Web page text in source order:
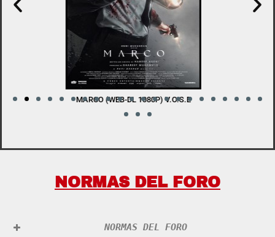
LADY WITH A SWORD (BDRIP 1080P) V.O.S.E
NORMAS DEL FORO
NORMAS DEL FORO